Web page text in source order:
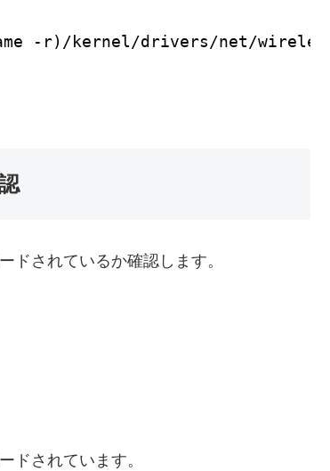
-r)/kernel/drivers/net/
ドされているか確認します。
ドされています。